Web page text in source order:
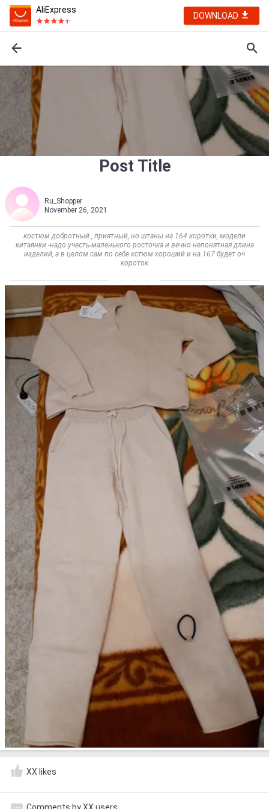
AliExpress
DOWNLOAD
Post Title
Ru_Shopper
November 26, 2021
костюм добротный , приятный, но штаны на 164 коротки, модели
китаянки -надо учесть-маленького росточка и вечно непонятная длина
изделий, а в целом сам по себе кстюм хороший и на 167 будет оч
короток
XX likes